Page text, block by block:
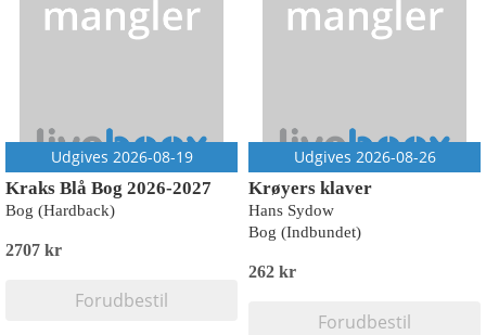
Udgives 2026-08-19
Kraks Blå Bog 2026-2027
Bog (Hardback)
2707 kr
Forudbestil
Udgives 2026-08-26
Krøyers klaver
Hans Sydow
Bog (Indbundet)
262 kr
Forudbestil